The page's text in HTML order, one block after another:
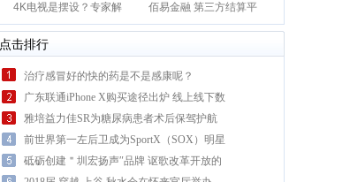
4K电视是摆设？专家解
读真
佰易金融 第三方结算平
台
点击排行
治疗感冒好的快的药是不是感康呢？
广东联通iPhone X购买途径出炉 线上线下数
千渠道
雅培益力佳SR为糖尿病患者术后保驾护航
前世界第一左后卫成为SportX（SOX）明星
合伙人
砥砺创建＂圳宏扬声″品牌 讴歌改革开放的